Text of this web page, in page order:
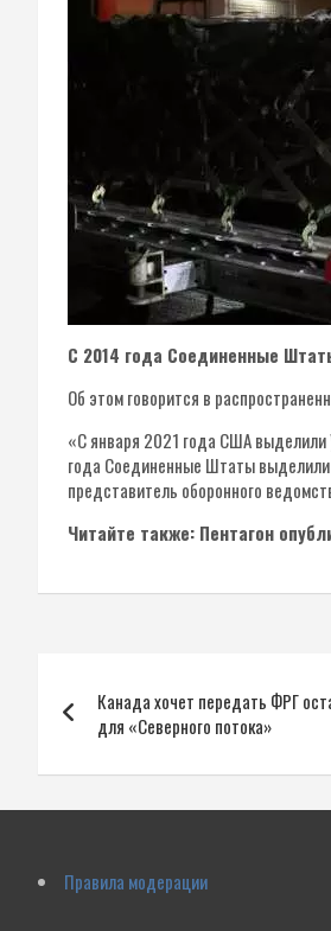
С 2014 года Соединенные
Об этом говорится в
«С января 2021 года США выделили
года Соединенные Штаты
представитель оборонного
Читайте также: Пентагон
по
записям
Канада хочет передать ФРГ
для «Северного потока»
Правила модерации